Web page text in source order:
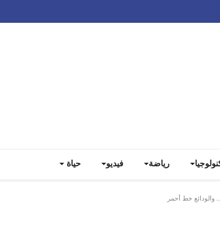
رياضة فيديو حياة
والودائع خط أحمر